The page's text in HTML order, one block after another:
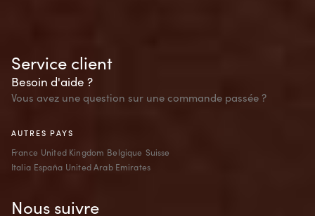
Service client
Besoin d'aide ?
Vous avez une question sur une commande passée ?
AUTRES PAYS
France United Kingdom Belgique Suisse
Italia España United Arab Emirates
Nous suivre